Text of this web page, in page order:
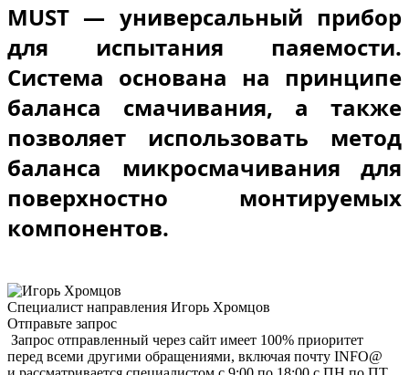
MUST — универсальный прибор
для испытания паяемости.
Система основана на принципе
баланса смачивания, а также
позволяет использовать метод
баланса микросмачивания для
поверхностно монтируемых
компонентов.
Специалист направления Игорь Хромцов
Отправьте запрос
Запрос отправленный через сайт имеет 100% приоритет
перед всеми другими обращениями, включая почту INFO@